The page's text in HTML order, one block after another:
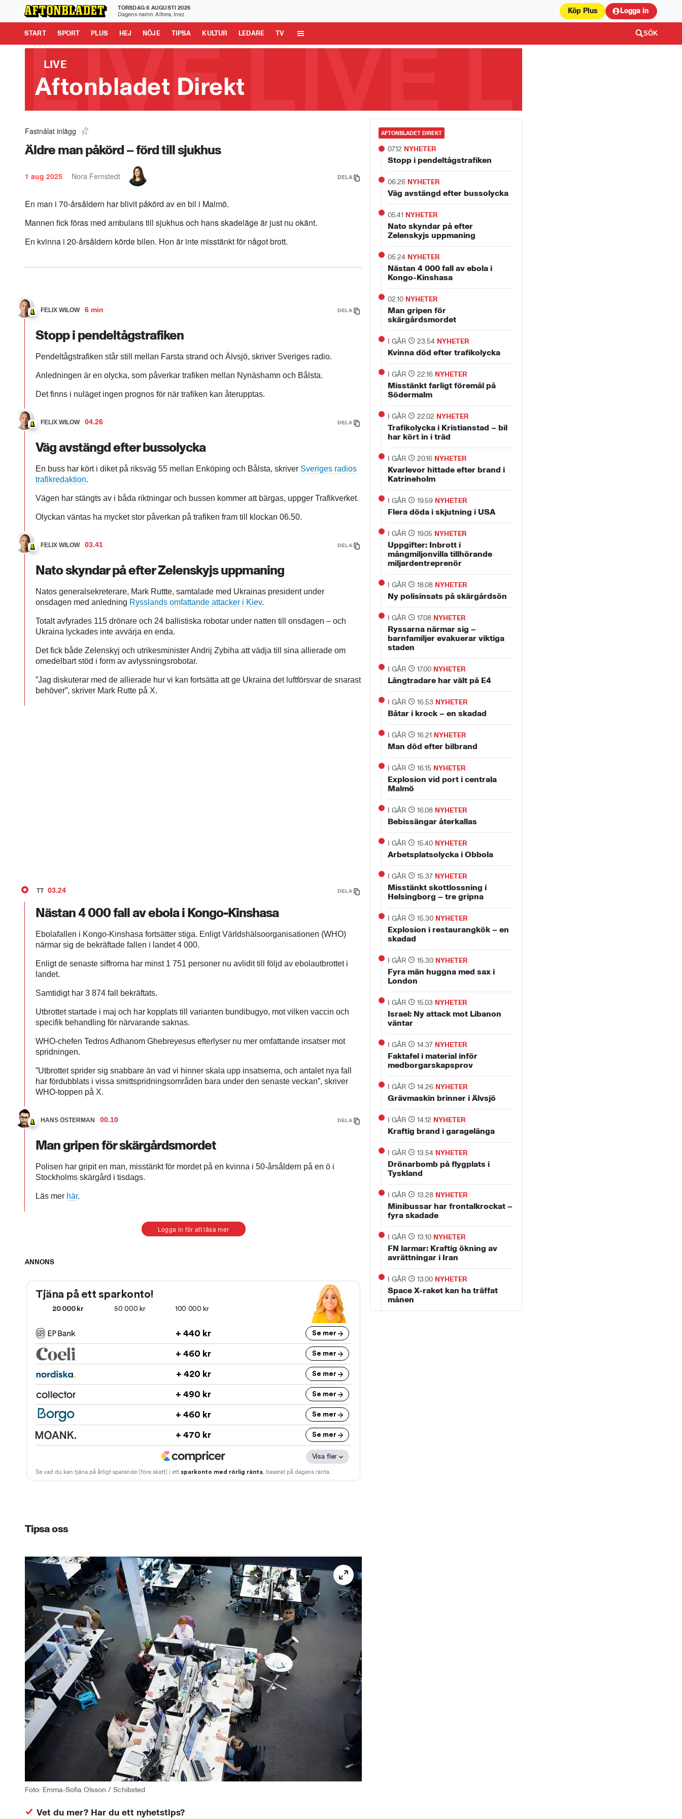
TORSDAG 6 AUGUSTI 2026
Dagens namn: Alfons, Inez
Köp Plus Logga in
START SPORT PLUS HEJ NÖJE TIPSA KULTUR LEDARE TV SÖK
Aftonbladet är en del av Schibsted Media.Schibsted News Media AB är ansvarig för dina data på denna webbplats.
Tipsa oss
LIVE
Aftonbladet Direkt
Uppgifter: Jakt på gärningsman – på samma ö
0:33
Fastnålat inlägg
Äldre man påkörd – förd till sjukhus
1 aug 2025 Nora Fernstedt DELA
En man i 70-årsåldern har blivit påkörd av en bil i Malmö.
Mannen fick föras med ambulans till sjukhus och hans skadeläge är just nu okänt.
En kvinna i 20-årsåldern körde bilen. Hon är inte misstänkt för något brott.
FELIX WILOW 6 min DELA
Stopp i pendeltågstrafiken
Pendeltågstrafiken står still mellan Farsta strand och Älvsjö, skriver Sveriges radio.
Anledningen är en olycka, som påverkar trafiken mellan Nynäshamn och Bålsta.
Det finns i nuläget ingen prognos för när trafiken kan återupptas.
FELIX WILOW 04.26 DELA
Väg avstängd efter bussolycka
En buss har kört i diket på riksväg 55 mellan Enköping och Bålsta, skriver Sveriges radios
trafikredaktion.
Vägen har stängts av i båda riktningar och bussen kommer att bärgas, uppger Trafikverket.
Olyckan väntas ha mycket stor påverkan på trafiken fram till klockan 06.50.
FELIX WILOW 03.41 DELA
Nato skyndar på efter Zelenskyjs uppmaning
Natos generalsekreterare, Mark Ruttte, samtalade med Ukrainas president under
onsdagen med anledning Rysslands omfattande attacker i Kiev.
Totalt avfyrades 115 drönare och 24 ballistiska robotar under natten till onsdagen – och
Ukraina lyckades inte avvärja en enda.
Det fick både Zelenskyj och utrikesminister Andrij Zybiha att vädja till sina allierade om
omedelbart stöd i form av avlyssningsrobotar.
”Jag diskuterar med de allierade hur vi kan fortsätta att ge Ukraina det luftförsvar de snarast
behöver”, skriver Mark Rutte på X.
TT 03.24 DELA
Nästan 4 000 fall av ebola i Kongo-Kinshasa
Ebolafallen i Kongo-Kinshasa fortsätter stiga. Enligt Världshälsoorganisationen (WHO)
närmar sig de bekräftade fallen i landet 4 000.
Enligt de senaste siffrorna har minst 1 751 personer nu avlidit till följd av ebolautbrottet i
landet.
Samtidigt har 3 874 fall bekräftats.
Utbrottet startade i maj och har kopplats till varianten bundibugyo, mot vilken vaccin och
specifik behandling för närvarande saknas.
WHO-chefen Tedros Adhanom Ghebreyesus efterlyser nu mer omfattande insatser mot
spridningen.
”Utbrottet sprider sig snabbare än vad vi hinner skala upp insatserna, och antalet nya fall
har fördubblats i vissa smittspridningsområden bara under den senaste veckan”, skriver
WHO-toppen på X.
HANS ÖSTERMAN 00.10 DELA
Man gripen för skärgårdsmordet
Polisen har gripit en man, misstänkt för mordet på en kvinna i 50-årsåldern på en ö i
Stockholms skärgård i tisdags.
Läs mer här.
Logga in för att läsa mer
ANNONS
Tipsa oss
helskärm
Foto: Emma-Sofia Olsson / Schibsted
Vet du mer? Har du ett nyhetstips?
AFTONBLADET DIREKT
07.12 NYHETER
Stopp i pendeltågstrafiken
06.26 NYHETER
Väg avstängd efter bussolycka
05.41 NYHETER
Nato skyndar på efter
Zelenskyjs uppmaning
05.24 NYHETER
Nästan 4 000 fall av ebola i
Kongo-Kinshasa
02.10 NYHETER
Man gripen för
skärgårdsmordet
I GÅR 23.54 NYHETER
Kvinna död efter trafikolycka
I GÅR 22.16 NYHETER
Misstänkt farligt föremål på
Södermalm
I GÅR 22.02 NYHETER
Trafikolycka i Kristianstad – bil
har kört in i träd
I GÅR 20.16 NYHETER
Kvarlevor hittade efter brand i
Katrineholm
I GÅR 19.59 NYHETER
Flera döda i skjutning i USA
I GÅR 19.05 NYHETER
Uppgifter: Inbrott i
mångmiljonvilla tillhörande
miljardentreprenör
I GÅR 18.08 NYHETER
Ny polisinsats på skärgårdsön
I GÅR 17.08 NYHETER
Ryssarna närmar sig –
barnfamiljer evakuerar viktiga
staden
I GÅR 17.00 NYHETER
Långtradare har vält på E4
I GÅR 16.53 NYHETER
Båtar i krock – en skadad
I GÅR 16.21 NYHETER
Man död efter bilbrand
I GÅR 16.15 NYHETER
Explosion vid port i centrala
Malmö
I GÅR 16.08 NYHETER
Bebissängar återkallas
I GÅR 15.40 NYHETER
Arbetsplatsolycka i Obbola
I GÅR 15.37 NYHETER
Misstänkt skottlossning i
Helsingborg – tre gripna
I GÅR 15.30 NYHETER
Explosion i restaurangkök – en
skadad
I GÅR 15.30 NYHETER
Fyra män huggna med sax i
London
I GÅR 15.03 NYHETER
Israel: Ny attack mot Libanon
väntar
I GÅR 14.37 NYHETER
Faktafel i material inför
medborgarskapsprov
I GÅR 14.26 NYHETER
Grävmaskin brinner i Älvsjö
I GÅR 14.12 NYHETER
Kraftig brand i garagelänga
I GÅR 13.54 NYHETER
Drönarbomb på flygplats i
Tyskland
I GÅR 13.28 NYHETER
Minibussar har frontalkrockat –
fyra skadade
I GÅR 13.10 NYHETER
FN larmar: Kraftig ökning av
avrättningar i Iran
I GÅR 13.00 NYHETER
Space X-raket kan ha träffat
månen